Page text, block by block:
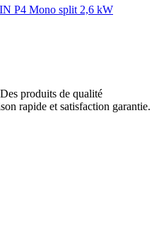
P4 Mono split 2,6 kW
produits de qualité
rapide et satisfaction garantie.